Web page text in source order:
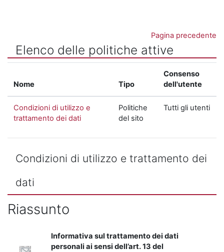
Pagina precedente
Elenco delle politiche attive
Nome Tipo
Consenso
dell'utente
Condizioni di utilizzo e
trattamento dei dati
Politiche
del sito
Tutti gli utenti
Condizioni di utilizzo e trattamento dei
dati
Riassunto
Informativa sul trattamento dei dati
personali ai sensi dell’art. 13 del